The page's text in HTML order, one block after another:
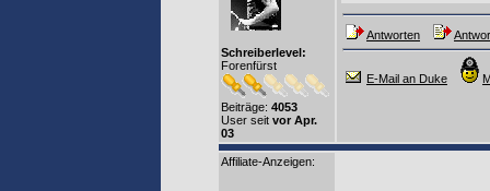
Schreiberlevel:
Forenfürst
Beiträge: 4053
User seit vor Apr.
03
Antworten
E-Mail an Duke
Affiliate-Anzeigen: